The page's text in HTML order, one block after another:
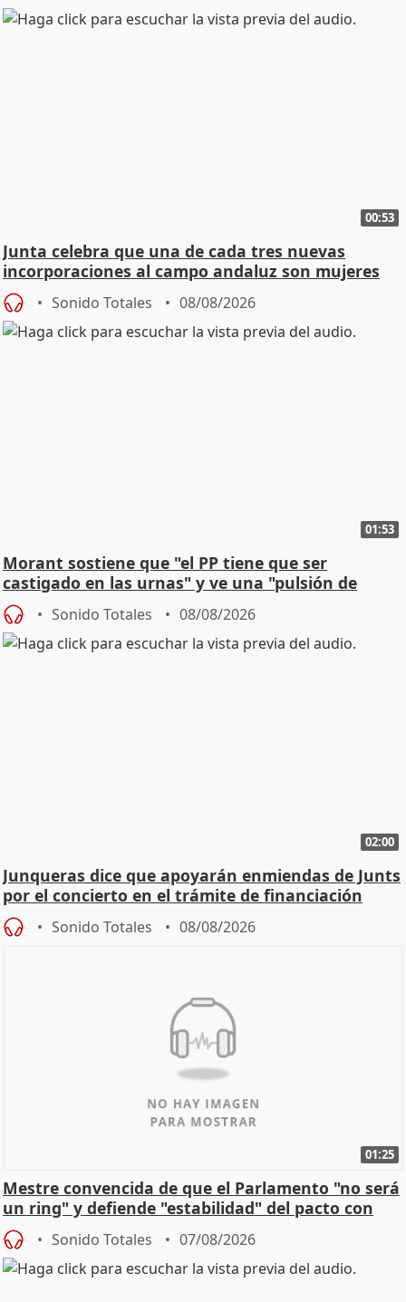
00:53
Junta celebra que una de cada tres nuevas
incorporaciones al campo andaluz son mujeres
jóvenes
Sonido Totales 08/08/2026
01:53
Morant sostiene que "el PP tiene que ser
castigado en las urnas" y ve una "pulsión de
cambio"
Sonido Totales 08/08/2026
02:00
Junqueras dice que apoyarán enmiendas de Junts
por el concierto en el trámite de financiación
Sonido Totales 08/08/2026
01:25
Mestre convencida de que el Parlamento "no será
un ring" y defiende "estabilidad" del pacto con
Vox
Sonido Totales 07/08/2026